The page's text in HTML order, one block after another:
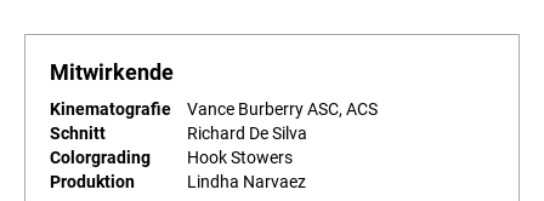
Mitwirkende
Kinematografie
Vance Burberry ASC, ACS
Schnitt
Richard De Silva
Colorgrading
Hook Stowers
Produktion
Lindha Narvaez